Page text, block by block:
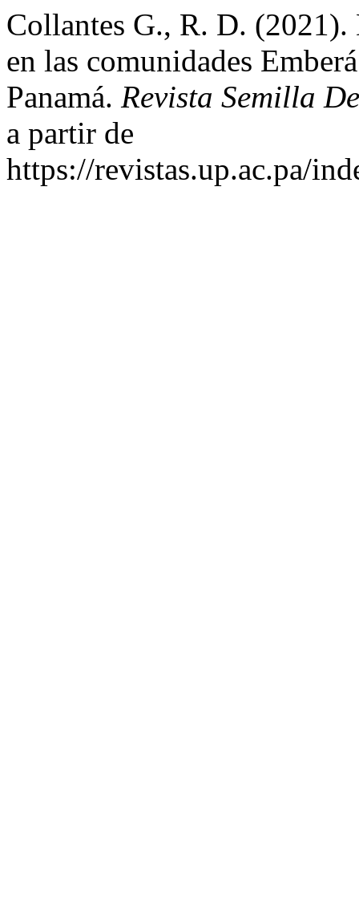
Collantes G., R. D.
en las comunidades
Panamá. Revista Semilla
a partir de
https://revistas.up.ac.pa/